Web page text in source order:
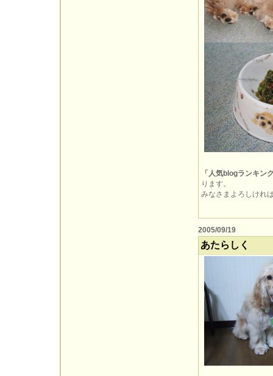
「人気blogランキン
ります。
みなさまよろしけれ
2005/09/19
あたらしく